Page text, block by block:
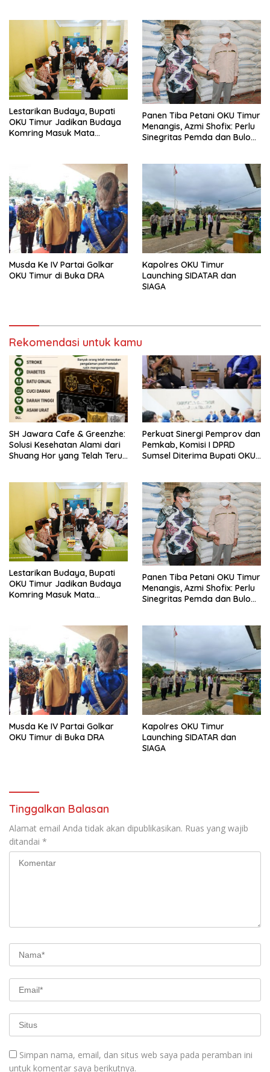
Lestarikan Budaya, Bupati
OKU Timur Jadikan Budaya
Komring Masuk Mata
Panen Tiba Petani OKU Timur
Menangis, Azmi Shofix: Perlu
Sinegritas Pemda dan Bulog
Musda Ke IV Partai Golkar
OKU Timur di Buka DRA
Kapolres OKU Timur
Launching SIDATAR dan
SIAGA
Rekomendasi untuk kamu
SH Jawara Cafe & Greenzhe:
Solusi Kesehatan Alami dari
Shuang Hor yang Telah Teruji
Perkuat Sinergi Pemprov dan
Pemkab, Komisi I DPRD
Sumsel Diterima Bupati OKU
Lestarikan Budaya, Bupati
OKU Timur Jadikan Budaya
Komring Masuk Mata
Panen Tiba Petani OKU Timur
Menangis, Azmi Shofix: Perlu
Sinegritas Pemda dan Bulog
Musda Ke IV Partai Golkar
OKU Timur di Buka DRA
Kapolres OKU Timur
Launching SIDATAR dan
SIAGA
Tinggalkan Balasan
Alamat email Anda tidak akan dipublikasikan. Ruas yang wajib
ditandai *
Simpan nama, email, dan situs web saya pada peramban ini
untuk komentar saya berikutnya.